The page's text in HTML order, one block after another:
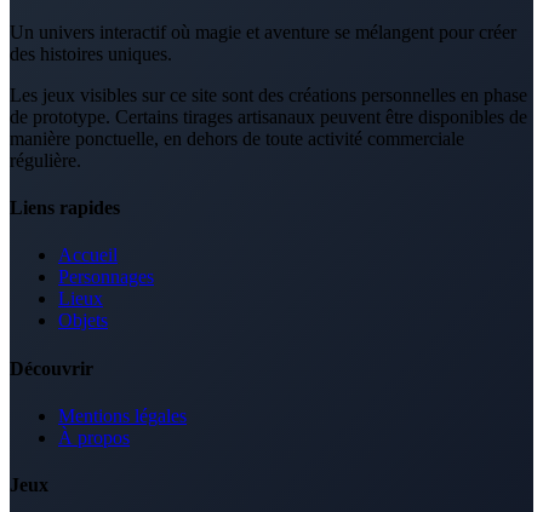
Un univers interactif où magie et aventure se mélangent pour créer
des histoires uniques.
Les jeux visibles sur ce site sont des créations personnelles en phase
de prototype. Certains tirages artisanaux peuvent être disponibles de
manière ponctuelle, en dehors de toute activité commerciale
régulière.
Liens rapides
Accueil
Personnages
Lieux
Objets
Découvrir
Mentions légales
À propos
Jeux